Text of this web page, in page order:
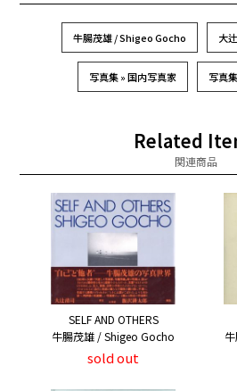
牛腸茂雄 / Shigeo Gocho 大
写真集 » 国内写真家 写真
Related
関連商品
SELF AND OTHERS
牛腸茂雄 / Shigeo Gocho
sold out